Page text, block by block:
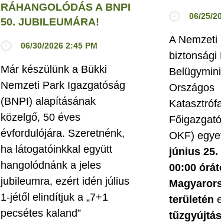
RÁHANGOLÓDÁS A BNPI
50. JUBILEUMÁRA!
06/30/2026 2:45 PM
Már készülünk a Bükki
Nemzeti Park Igazgatóság
(BNPI) alapításának
közelgő, 50 éves
évfordulójára. Szeretnénk,
ha látogatóinkkal együtt
hangolódnánk a jeles
jubileumra, ezért idén július
1-jétől elindítjuk a „7+1
pecsétes kaland”
06/25/
A Nemzeti
biztonsági
Országos
OKF)
június
00:00
területén